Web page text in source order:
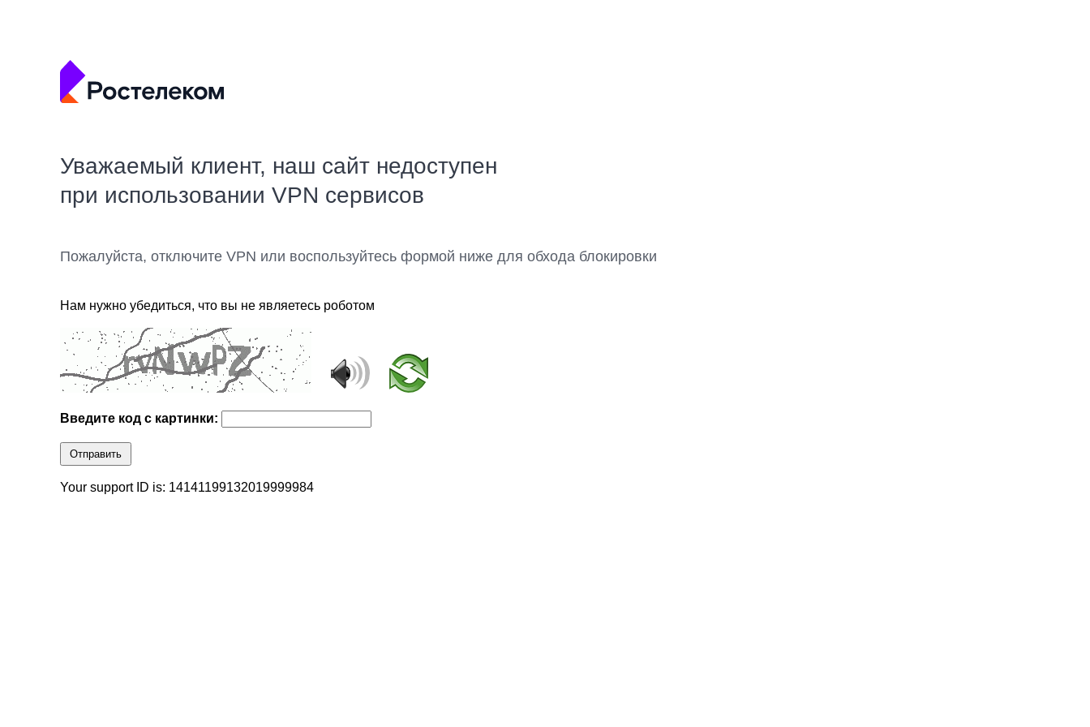
Уважаемый клиент, наш сайт недоступен
при использовании VPN сервисов
Пожалуйста, отключите VPN или воспользуйтесь формой ниже для обхода блокировки
Нам нужно убедиться, что вы не являетесь роботом
Введите код с картинки:
Отправить
Your support ID is: 14141199132019999984